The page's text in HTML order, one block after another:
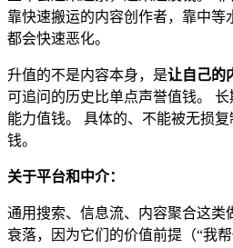
靠快速搬运的内容创作者，靠中等
都会快速恶化。
升值的不是内容本身，是让自己的
可追问的历史比单点声誉值钱。
能力值钱。 具体的、不能被无损
钱。
关于平台和中介：
通用搜索、信息流、内容聚合这类
衰落，因为它们的价值前提（“我